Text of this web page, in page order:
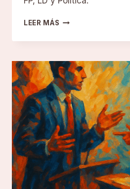
LEER MÁS DEBATE
ESTRATEGIAS
TÁCTICAS
AVANZADAS
PARA
DEBATIENTES